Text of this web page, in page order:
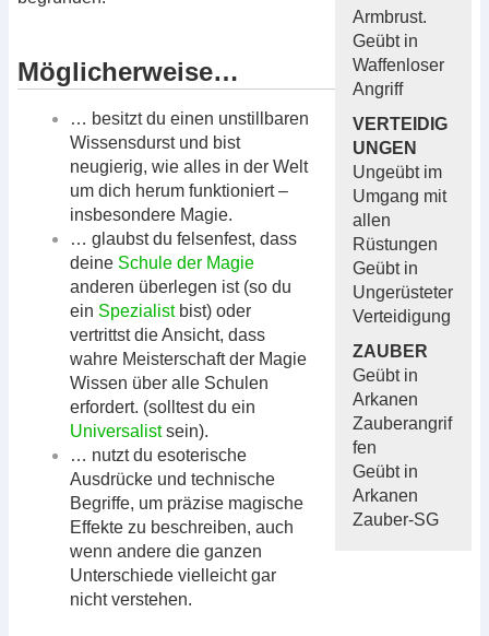
Armbrust.
Geübt in
Waffenloser
Angriff
VERTEIDIG
UNGEN
Ungeübt im
Umgang mit
allen
Rüstungen
Geübt in
Ungerüsteter
Verteidigung
ZAUBER
Geübt in
Arkanen
Zauberangrif
fen
Geübt in
Arkanen
Zauber-SG
Möglicherweise…
… besitzt du einen unstillbaren
Wissensdurst und bist
neugierig, wie alles in der Welt
um dich herum funktioniert –
insbesondere Magie.
… glaubst du felsenfest, dass
deine Schule der Magie
anderen überlegen ist (so du
ein Spezialistbist) oder
vertrittst die Ansicht, dass
wahre Meisterschaft der Magie
Wissen über alle Schulen
erfordert. (solltest du ein
Universalistsein).
… nutzt du esoterische
Ausdrücke und technische
Begriffe, um präzise magische
Effekte zu beschreiben, auch
wenn andere die ganzen
Unterschiede vielleicht gar
nicht verstehen.